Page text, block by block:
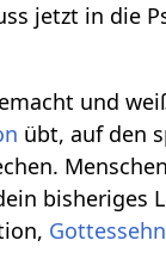
jetzt in die
und
übt, auf den